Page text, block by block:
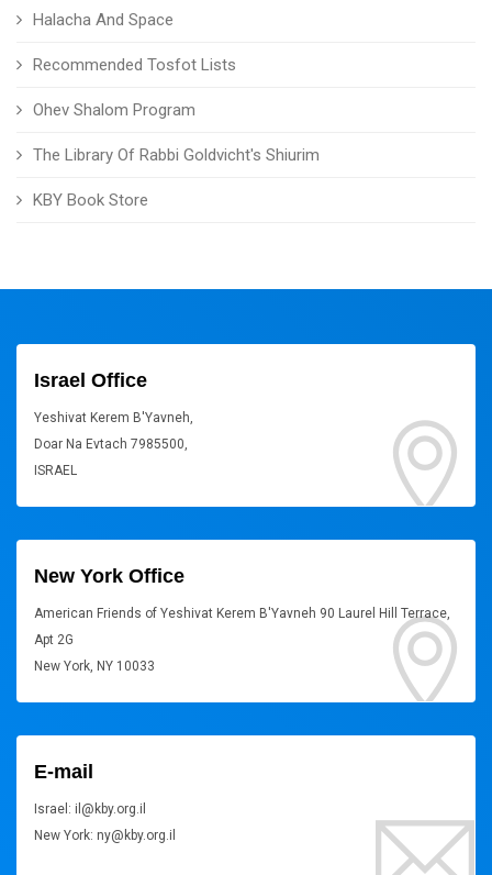
Halacha And Space
Recommended Tosfot Lists
Ohev Shalom Program
The Library Of Rabbi Goldvicht's Shiurim
KBY Book Store
Israel Office
Yeshivat Kerem B'Yavneh,
Doar Na Evtach 7985500,
ISRAEL
New York Office
American Friends of Yeshivat Kerem B'Yavneh 90 Laurel Hill Terrace,
Apt 2G
New York, NY 10033
E-mail
Israel: il@kby.org.il
New York: ny@kby.org.il